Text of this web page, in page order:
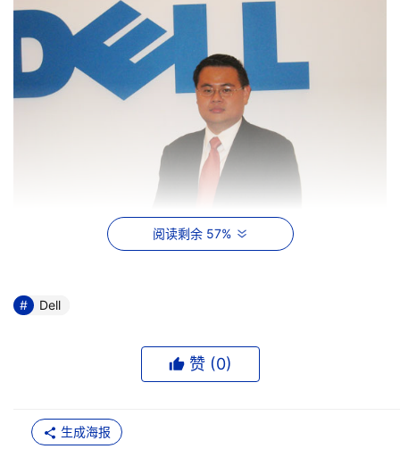
据黄光伟先生介绍，戴尔的可扩展企业战略可以包括三大
部分：其一为简化操作，简化操作的方式包括削减管理 工
二是通过对中可用性和性能的聚集、资源整合与虚拟化和分
阅读剩余 57%
Dell
赞 (0)
生成海报